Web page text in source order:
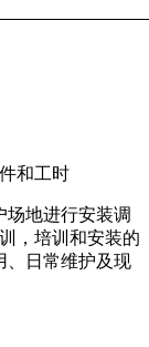
和工时
场地进行安装调
，培训和安装的
、日常维护及现